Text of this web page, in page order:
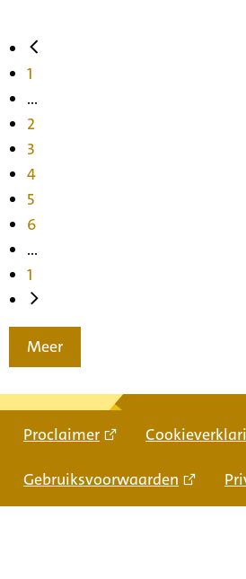
1
...
2
3
4
5
6
...
1
Meer
Proclaimer
Gebruiksvoorwaarden